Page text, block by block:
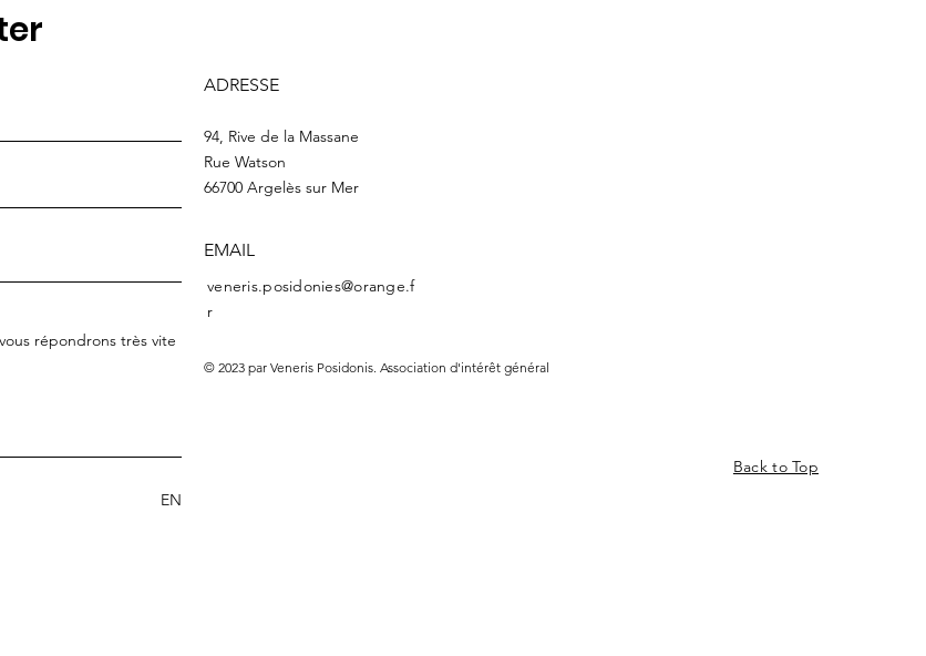
ENVOYER
ADRESSE
94, Rive de la Massane
Rue Watson
66700 Argelès sur Mer
EMAIL
veneris.posidonies@orange.f
r
© 2023 par Veneris Posidonis. Association d'intérêt général
Back to Top